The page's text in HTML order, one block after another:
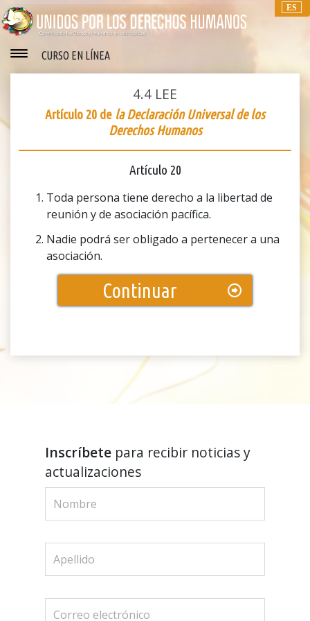
ES
CURSO EN LÍNEA
4.4 LEE
Artículo 20 de la Declaración Universal de los
Derechos Humanos
Artículo 20
Toda persona tiene derecho a la libertad de
reunión y de asociación pacífica.
Nadie podrá ser obligado a pertenecer a una
asociación.
Continuar
Inscríbetepara recibir noticias y
actualizaciones